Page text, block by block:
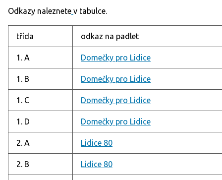
Odkazy naleznete v tabulce.
třída odkaz na padlet
1. A Domečky pro Lidice
1. B Domečky pro Lidice
1. C Domečky pro Lidice
1. D Domečky pro Lidice
2. A Lidice 80
2. B Lidice 80